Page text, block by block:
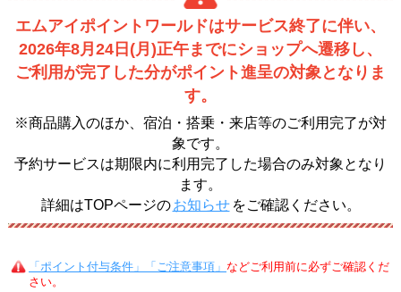
エムアイポイントワールドはサービス終了に伴い、
2026年8月24日(月)正午までにショップへ遷移し、
ご利用が完了した分がポイント進呈の対象となりま
す。
※商品購入のほか、宿泊・搭乗・来店等のご利用完了が対
象です。
予約サービスは期限内に利用完了した場合のみ対象となり
ます。
詳細はTOPページの お知らせ をご確認ください。
「ポイント付与条件」「ご注意事項」 などご利用前に必ずご確認くだ
さい。